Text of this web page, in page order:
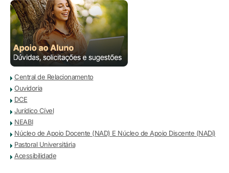
Central de Relacionamento
Ouvidoria
DCE
Jurídico Cível
NEABI
Núcleo de Apoio Docente (NAD) E Núcleo de Apoio Discente (NADi)
Pastoral Universitária
Acessibilidade